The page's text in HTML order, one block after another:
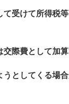
て受けて所得税
交際費として加
としてくる場合